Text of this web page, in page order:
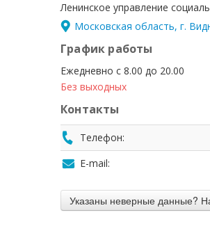
Ленинское управление
Московская область, г.
График работы
Ежедневно с 8.00 до 20.00
Без выходных
Контакты
Телефон:
E-mail: